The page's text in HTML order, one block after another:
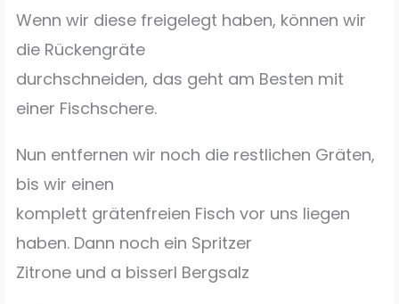
Wenn wir diese freigelegt haben, können wir
die Rückengräte
durchschneiden, das geht am Besten mit
einer Fischschere.
Nun entfernen wir noch die restlichen Gräten,
bis wir einen
komplett grätenfreien Fisch vor uns liegen
haben. Dann noch ein Spritzer
Zitrone und a bisserl Bergsalz